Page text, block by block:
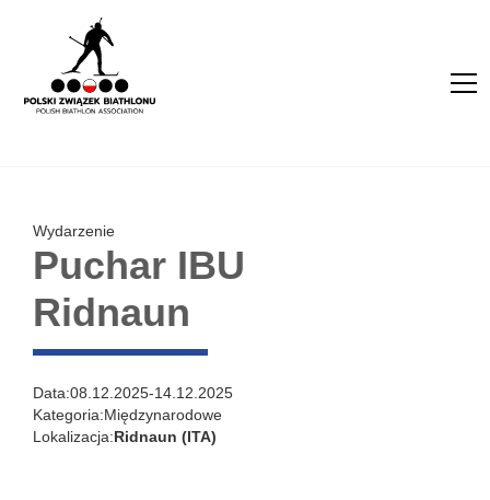
Wydarzenie
Puchar IBU
Ridnaun
Data:08.12.2025-14.12.2025
Kategoria:Międzynarodowe
Lokalizacja:Ridnaun (ITA)